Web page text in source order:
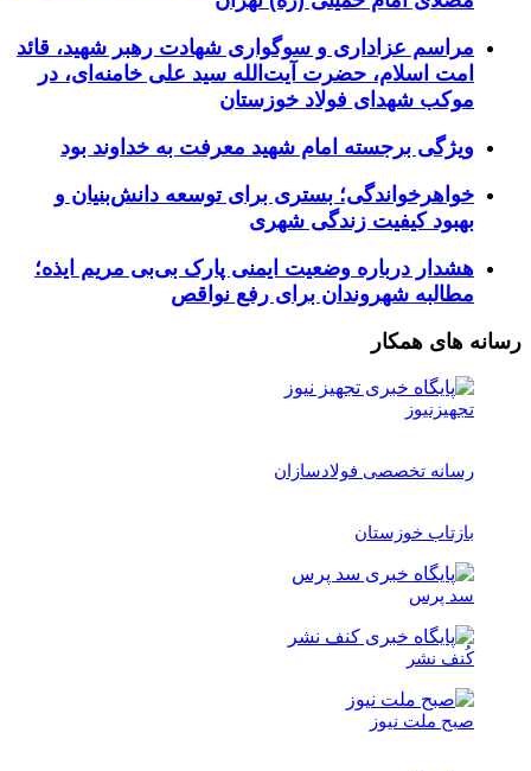
مراسم عزاداری و سوگواری شهادت رهبر شهید، قائد
امت اسلام، حضرت آیت‌الله سید علی خامنه‌ای، در
موکب شهدای فولاد خوزستان
ویژگی برجسته امام شهید معرفت به خداوند بود
خواهرخواندگی؛ بستری برای توسعه دانش‌بنیان و
بهبود کیفیت زندگی شهری
هشدار درباره وضعیت ایمنی پارک بی‌بی مریم ایذه؛
مطالبه شهروندان برای رفع نواقص
رسانه های همکار
تجهیزنیوز
رسانه تخصصی فولادسازان
بازتاب خوزستان
سد پرس
کُنف نشر
صبح ملت نیوز